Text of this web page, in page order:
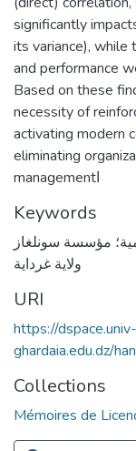
significantly
its variance), while
and performance
Based on these
necessity of
activating modern
eliminating
managementا
Keywords
مؤسسة سونلغاز
ولاية غرداية
URI
https://dspace.univ-
ghardaia.edu.dz/
Collections
Mémoires de